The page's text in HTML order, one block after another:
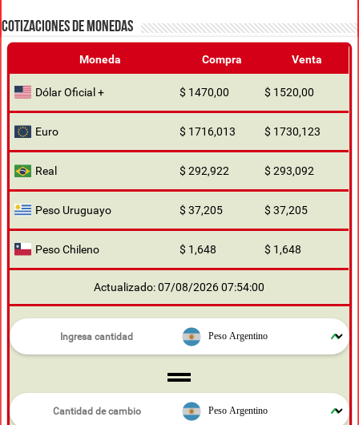
COTIZACIONES DE MONEDAS
Moneda Compra Venta
Dólar Oficial + $ 1470,00 $ 1520,00
Euro $ 1716,013 $ 1730,123
Real $ 292,922 $ 293,092
Peso Uruguayo $ 37,205 $ 37,205
Peso Chileno $ 1,648 $ 1,648
Actualizado: 07/08/2026 07:54:00